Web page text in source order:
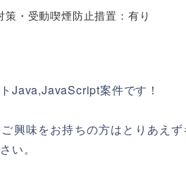
策・受動喫煙防止措置：有り
Java,JavaScript案件です！
興味をお持ちの方はとりあえ
い。